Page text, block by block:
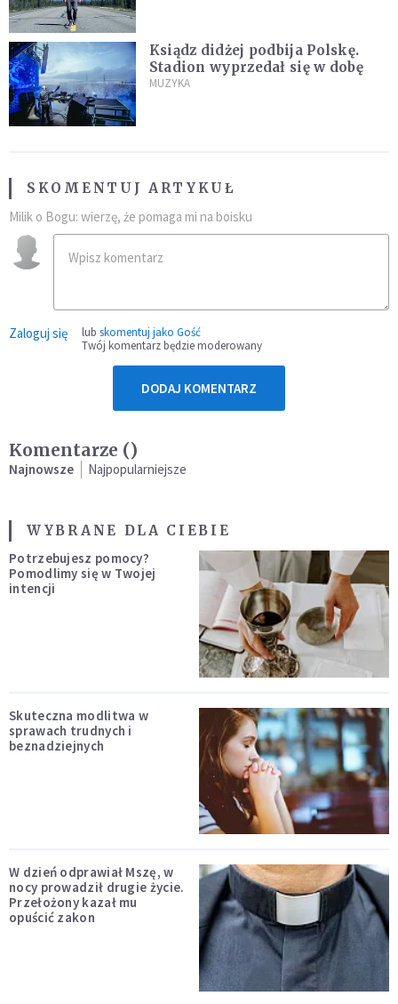
Ksiądz didżej podbija Polskę.
Stadion wyprzedał się w dobę
MUZYKA
SKOMENTUJ ARTYKUŁ
Milik o Bogu: wierzę, że pomaga mi na boisku
Zaloguj się lub skomentuj jako Gość
Twój komentarz będzie moderowany
DODAJ KOMENTARZ
Komentarze ()
Najnowsze Najpopularniejsze
WYBRANE DLA CIEBIE
Potrzebujesz pomocy?
Pomodlimy się w Twojej
intencji
Skuteczna modlitwa w
sprawach trudnych i
beznadziejnych
W dzień odprawiał Mszę, w
nocy prowadził drugie życie.
Przełożony kazał mu
opuścić zakon